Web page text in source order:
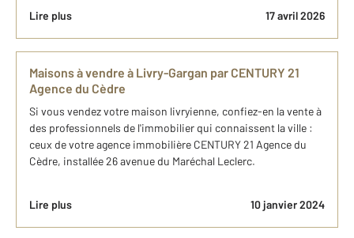
Lire plus 17 avril 2026
Maisons à vendre à Livry-Gargan par CENTURY 21
Agence du Cèdre
Si vous vendez votre maison livryienne, confiez-en la vente à
des professionnels de l'immobilier qui connaissent la ville :
ceux de votre agence immobilière CENTURY 21 Agence du
Cèdre, installée 26 avenue du Maréchal Leclerc.
Lire plus 10 janvier 2024